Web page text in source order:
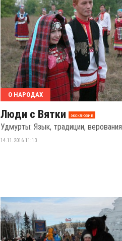
О НАРОДАХ
Люди с Вятки эксклюзив
Удмурты: Язык, традиции, верования
14.11.2016 11:13